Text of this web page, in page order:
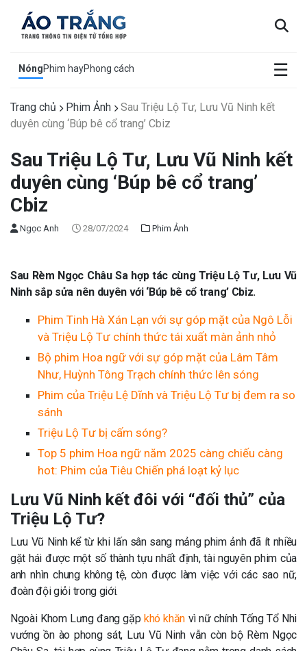
NóngPhim hayPhong cách ☰
×
Trang chủ Phim Ảnh
Sau Triệu Lộ Tư, Lưu Vũ Ninh kết
duyên cùng ‘Búp bê cổ trang’ Cbiz
Sau Triệu Lộ Tư, Lưu Vũ Ninh kết
duyên cùng ‘Búp bê cổ trang’
Cbiz
Ngọc Anh 28/07/2024 Phim Ảnh
Sau Rèm Ngọc Châu Sa hợp tác cùng Triệu Lộ Tư, Lưu Vũ
Ninh sắp sửa nên duyên với ‘Búp bê cổ trang’ Cbiz.
Phim Tinh Hà Xán Lạn với sự góp mặt của Ngô Lỗi
và Triệu Lộ Tư chính thức tái xuất màn ảnh nhỏ
Bộ phim Hoa ngữ với sự góp mặt của Lâm Tâm
Như, Huỳnh Tông Trạch chính thức lên sóng
Phim của Triệu Lệ Dĩnh và Triệu Lộ Tư bị đem ra so
sánh
Triệu Lộ Tư bị cấm sóng?
Top 5 phim Hoa ngữ năm 2025 càng chiếu càng
hot: Phim của Tiêu Chiến phá loạt kỷ lục
Lưu Vũ Ninh kết đôi với “đối thủ” của
Triệu Lộ Tư?
Lưu Vũ Ninh kể từ khi lấn sân sang mảng phim ảnh đã ít nhiều
gặt hái được một số thành tựu nhất định, tài nguyên phim của
anh nhìn chung không tệ, còn được làm việc với các sao nữ,
đoàn đội giỏi trong giới.
Ngoài Khom Lưng đang gặp khó khăn vì nữ chính Tống Tổ Nhi
vướng ồn ào phong sát, Lưu Vũ Ninh vẫn còn bộ Rèm Ngọc